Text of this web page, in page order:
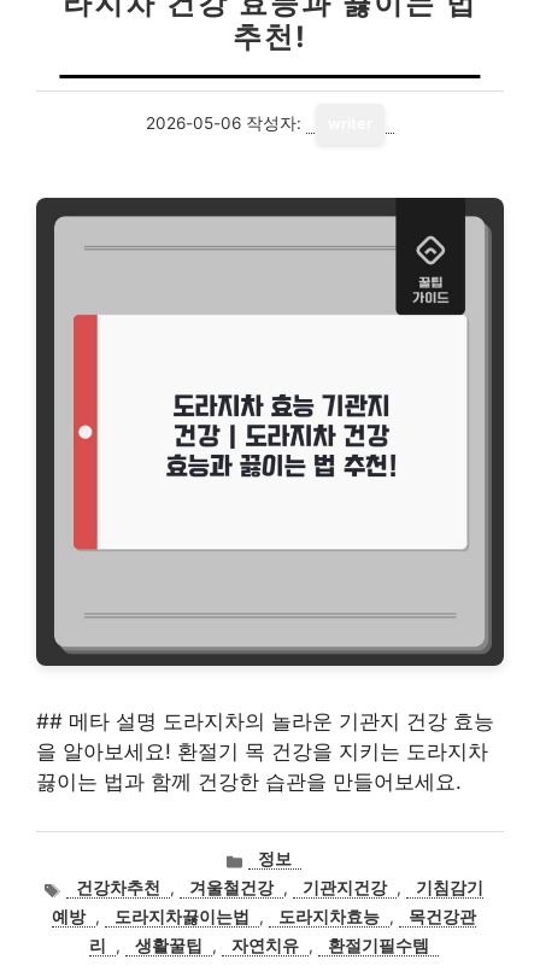
추천!
2026-05-06 작성자:
## 메타 설명 도라지차의 놀라운 기관지 건강 효능
을 알아보세요! 환절기 목 건강을 지키는 도라지차
끓이는 법과 함께 건강한 습관을 만들어보세요.
카
테
고
리
정보
태
그
건강차추천 , 겨울철건강 , 기관지건강 ,
기침감기
예방 , 도라지차끓이는법 , 도라지차효능 ,
목건강관
리
, 생활꿀팁 , 자연치유 , 환절기필수템